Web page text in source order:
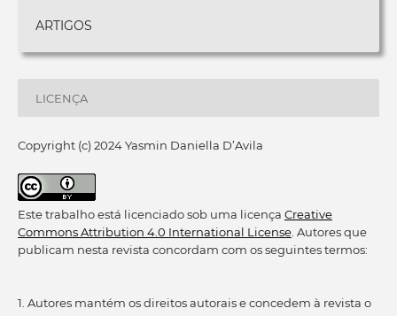
ARTIGOS
LICENÇA
Copyright (c) 2024 Yasmin Daniella D’Avila
Este trabalho está licenciado sob uma licença Creative
Commons Attribution 4.0 International License. Autores que
publicam nesta revista concordam com os seguintes termos:
1. Autores mantém os direitos autorais e concedem à revista o